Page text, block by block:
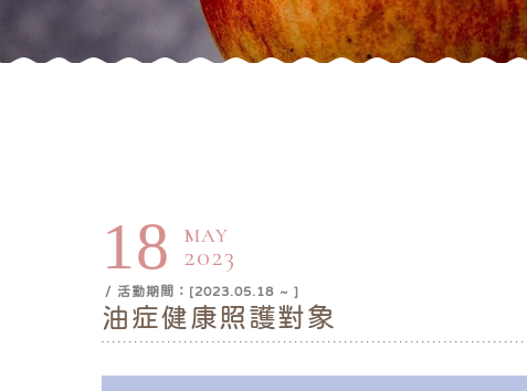
18 MAY
2023
/ 活動期間：[2023.05.18 ~ ]
油症健康照護對象